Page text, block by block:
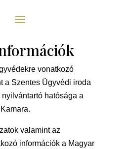
vonatkozó
a Szentes Ügyvédi iroda
hatósága a
valamint az
információk a Magyar